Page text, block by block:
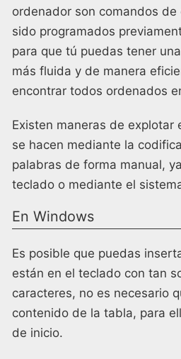
ordenador son comandos de
sido programados
para que tú puedas tener
más fluida y de manera
encontrar todos ordenados
Existen maneras de explotar
se hacen mediante la
palabras de forma manual,
teclado o mediante el
En Windows
Es posible que puedas
están en el teclado con tan
caracteres, no es necesario
contenido de la tabla, para
de inicio.